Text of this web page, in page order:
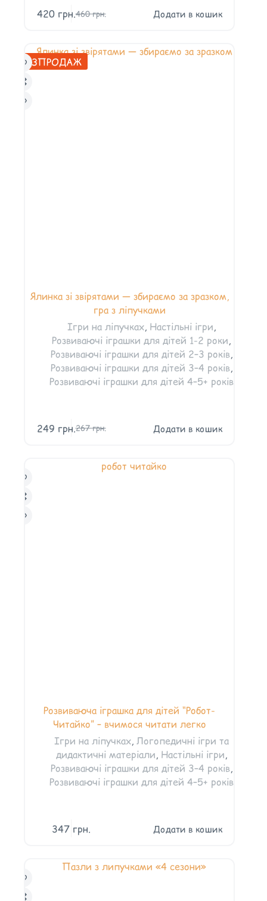
460грн.
420 грн. Додати в кошик
РОЗПРОДАЖ
Ялинка зі звірятами — збираємо за зразком,
гра з ліпучками
Ігри на ліпучках, Настільні ігри,
Розвиваючі іграшки для дітей 1-2 роки,
Розвиваючі іграшки для дітей 2–3 років,
Розвиваючі іграшки для дітей 3–4 років,
Розвиваючі іграшки для дітей 4–5+ років
267грн.
249 грн. Додати в кошик
Розвиваюча іграшка для дітей “Робот-
Читайко” – вчимося читати легко
Ігри на ліпучках, Логопедичні ігри та
дидактичні матеріали, Настільні ігри,
Розвиваючі іграшки для дітей 3–4 років,
Розвиваючі іграшки для дітей 4–5+ років
347 грн. Додати в кошик